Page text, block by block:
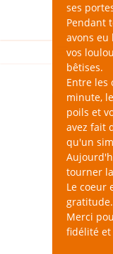
ses
Pendant
avons eu
vos
bêtises.
Entre les
minute,
poils et
avez fait
qu'un
tourner
Le coeur
gratitude.
Merci
fidélité et